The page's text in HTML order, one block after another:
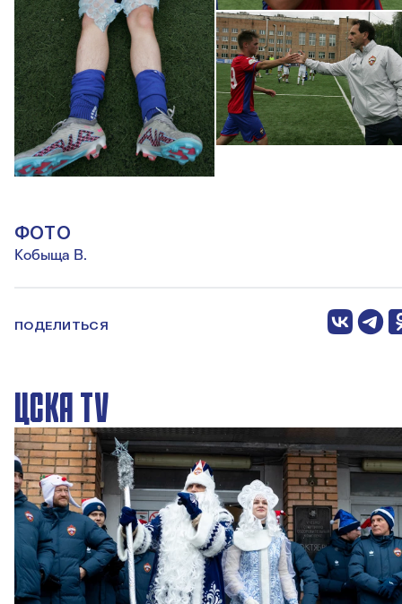
ФОТО
Кобыща В.
ПОДЕЛИТЬСЯ
ЦСКА TV